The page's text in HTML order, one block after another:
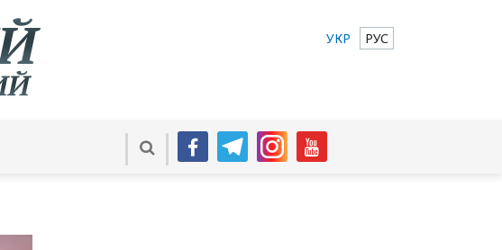
УКР РУС